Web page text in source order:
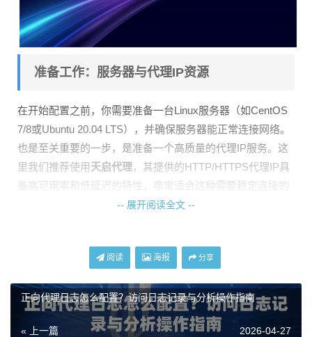
准备工作：服务器与代理IP资源
在开始配置之前，你需要准备一台Linux服务器（如CentOS
7/8或Ubuntu 20.04 LTS），并确保服务器能正常连接网络。
也是至关重要的一步，是准备一个高质量的代理IP服务。这
里我们推荐使用 天启代理，其提供的HTTP/HTTPS代理IP具
备高可用率和低延迟的特性，非常适合这种需要稳定连接的
场景。天启代理的IP资源由运营商正规授权，自建机房纯净
nginx正向代理服务器搭建步骤
下面我们一步步在服务器上配置nginx正向代理服务。
第一步：安装nginx
-- 展开阅读全文 --
阅读 海报 分享
正向代理日志怎么配置？访问日志记录与分析操作指南
« 上一篇 2026-04-27